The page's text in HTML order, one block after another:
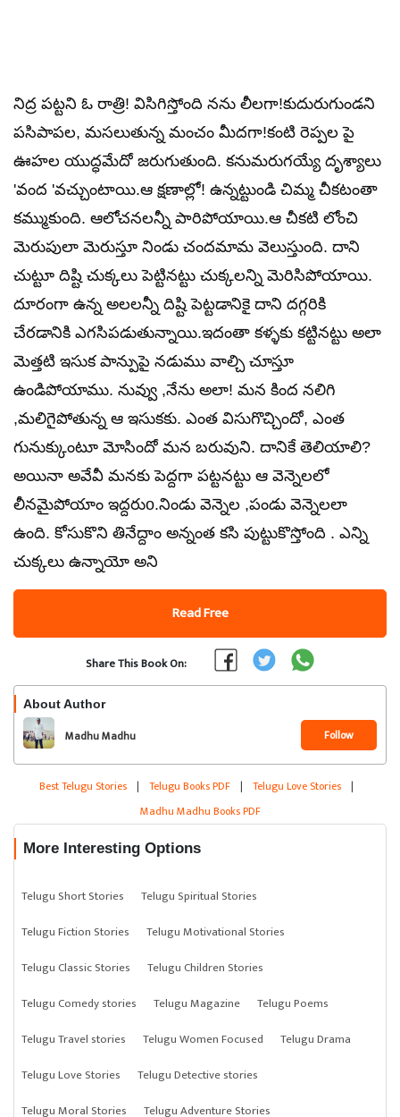
నిద్ర పట్టని ఓ రాత్రి! విసిగిస్తోంది నను లీలగా!కుదురుగుండని
పసిపాపల, మసలుతున్న మంచం మీదగా!కంటి రెప్పల పై
ఊహల యుద్ధమేదో జరుగుతుంది. కనుమరుగయ్యే దృశ్యాలు
'వంద 'వచ్చుంటాయి.ఆ క్షణాల్లో! ఉన్నట్టుండి చిమ్మ చీకటంతా
కమ్ముకుంది. ఆలోచనలన్నీ పారిపోయాయి.ఆ చీకటి లోంచి
మెరుపులా మెరుస్తూ నిండు చందమామ వెలుస్తుంది. దాని
చుట్టూ దిష్టి చుక్కలు పెట్టినట్టు చుక్కలన్ని మెరిసిపోయాయి.
దూరంగా ఉన్న అలలన్నీ దిష్టి పెట్టడానికై దాని దగ్గరికి
చేరడానికి ఎగసిపడుతున్నాయి.ఇదంతా కళ్ళకు కట్టినట్టు అలా
మెత్తటి ఇసుక పాన్పుపై నడుము వాల్చి చూస్తూ
ఉండిపోయాము. నువ్వు ,నేను అలా! మన కింద నలిగి
,మలిగైపోతున్న ఆ ఇసుకకు. ఎంత విసుగొచ్చిందో, ఎంత
గునుక్కుంటూ మోసిందో మన బరువుని. దానికే తెలియాలి?
అయినా అవేవీ మనకు పెద్దగా పట్టనట్టు ఆ వెన్నెలలో
లీనమైపోయాం ఇద్దరుo.నిండు వెన్నెల ,పండు వెన్నెలలా
ఉంది. కోసుకొని తినేద్దాం అన్నంత కసి పుట్టుకొస్తోంది . ఎన్ని
చుక్కలు ఉన్నాయో అని
Read Free
Share This Book On:
About Author
Madhu Madhu Follow
Best Telugu Stories | Telugu Books PDF | Telugu Love Stories |
Madhu Madhu Books PDF
More Interesting Options
Telugu Short Stories
Telugu Spiritual Stories
Telugu Fiction Stories
Telugu Motivational Stories
Telugu Classic Stories
Telugu Children Stories
Telugu Comedy stories
Telugu Magazine
Telugu Poems
Telugu Travel stories
Telugu Women Focused
Telugu Drama
Telugu Love Stories
Telugu Detective stories
Telugu Moral Stories
Telugu Adventure Stories